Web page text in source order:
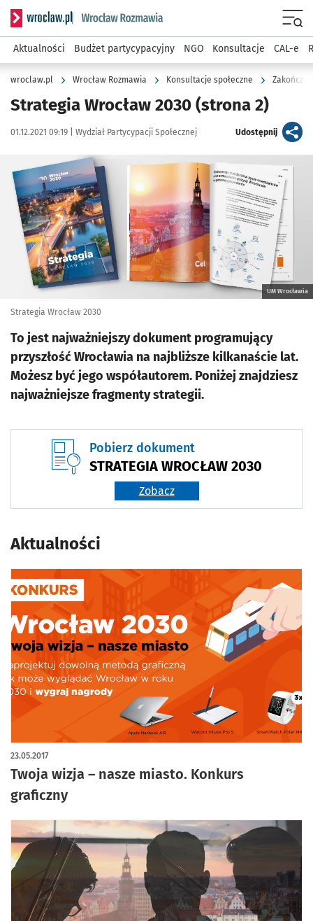
Serwis informacyjny wroclaw.pl podserwis: Rozmawia
Aktualności Budżet partycypacyjny NGO Konsultacje CAL-e
wroclaw.pl Wrocław Rozmawia Konsultacje społeczne
Strategia Wrocław 2030 (strona 2)
Data publikacji:
01.12.2021 09:19 | Autor:
Wydział Partycypacji Społecznej Udostępnijartykuł
Kliknij, aby powiększyć
UM Wrocławia
Strategia Wrocław 2030
To jest najważniejszy dokument programujący
przyszłość Wrocławia na najbliższe kilkanaście lat.
Możesz być jego współautorem. Poniżej znajdziesz
najważniejsze fragmenty strategii.
Pobierz dokument
STRATEGIA WROCŁAW 2030
Zobacz
Aktualności
Twoja wizja – nasze miasto. Konkurs
graficzny
23.05.2017